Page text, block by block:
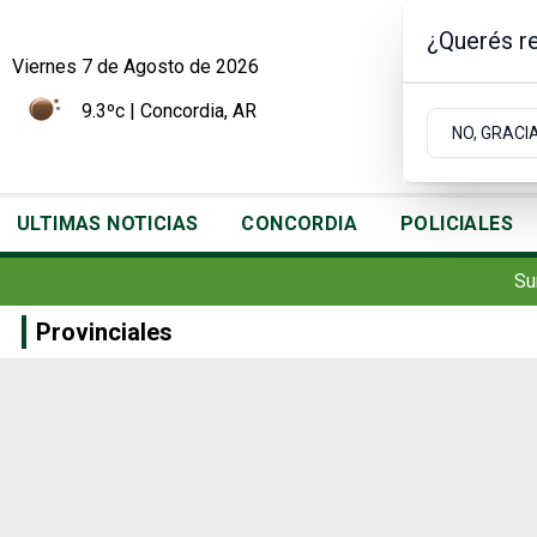
Viernes 7 de Agosto de 2026
9.3ºc | Concordia, AR
ULTIMAS NOTICIAS CONCORDIA POLICIALES
Provinciales
¿Querés
NO,